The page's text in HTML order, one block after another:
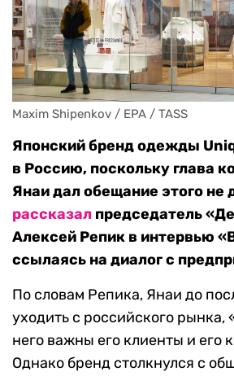
Maxim Shipenkov / EPA / TASS
Японский бренд одежды
в Россию, поскольку глава
Янаи дал обещание этого не
рассказал председатель
Алексей Репик в интервью
ссылаясь на диалог с
По словам Репика, Янаи до
уходить с российского рынка,
него важны его клиенты и его
Однако бренд столкнулся с